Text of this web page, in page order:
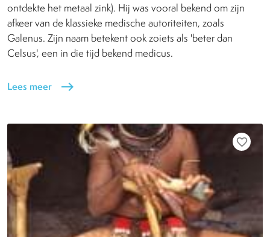
ontdekte het metaal zink). Hij was vooral bekend om zijn
afkeer van de klassieke medische autoriteiten, zoals
Galenus. Zijn naam betekent ook zoiets als 'beter dan
Celsus', een in die tijd bekend medicus.
Lees meer east
favorite_border